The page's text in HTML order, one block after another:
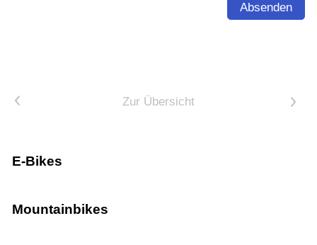
Absenden
< Zur Übersicht >
E-Bikes
Mountainbikes